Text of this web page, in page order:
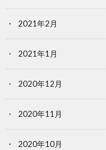
2021年2月
2021年1月
2020年12月
2020年11月
2020年10月